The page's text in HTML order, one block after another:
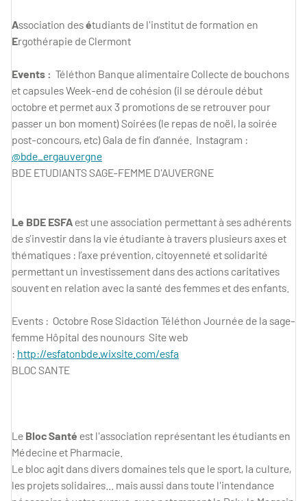
Association desétudiants de l'institut de formation en
Ergothérapie de Clermont
Events : Téléthon Banque alimentaire Collecte de bouchons
et capsules Week-end de cohésion (il se déroule début
octobre et permet aux 3 promotions de se retrouver pour
passer un bon moment) Soirées (le repas de noël, la soirée
post-concours, etc) Gala de fin d’année. Instagram :
@bde_ergauvergne
BDE ETUDIANTS SAGE-FEMME D'AUVERGNE
Le BDE ESFAest une association permettant à ses adhérents
de s’investir dans la vie étudiante à travers plusieurs axes et
thématiques : l’axe prévention, citoyenneté et solidarité
permettant un investissement dans des actions caritatives
souvent en relation avec la santé des femmes et des enfants.
Events : Octobre Rose Sidaction Téléthon Journée de la sage-
femme Hôpital des nounours Site web
: http://esfatonbde.wixsite.com/esfa
BLOC SANTE
Le Bloc Santé est l'association représentant les étudiants en
Médecine et Pharmacie.
Le bloc agit dans divers domaines tels que le sport, la culture,
les projets solidaires... mais aussi dans toute l'intendance